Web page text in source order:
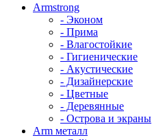
Armstrong
- Эконом
- Прима
- Влагостойкие
- Гигиенические
- Акустические
- Дизайнерские
- Цветные
- Деревянные
- Острова и экраны
Arm металл